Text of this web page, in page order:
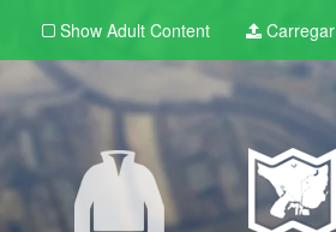
Show Adult Content Carregar